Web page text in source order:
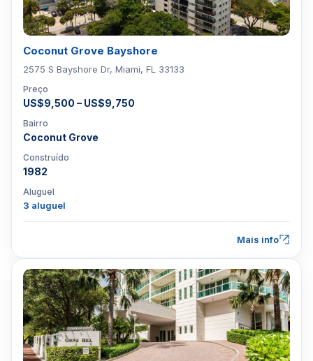
Coconut Grove Bayshore
2575 S Bayshore Dr, Miami, FL 33133
Preço
US$9,500 – US$9,750
Bairro
Coconut Grove
Construído
1982
Aluguel
3 aluguel
Mais info